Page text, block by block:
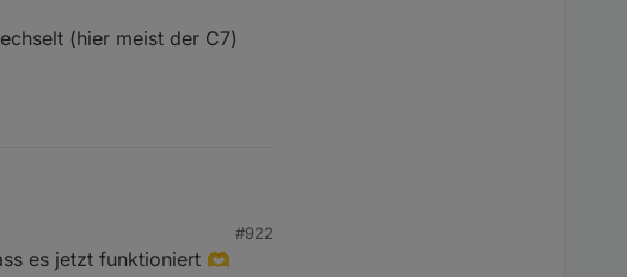
(hier meist der C7)
(hier meist der C7) und die
#922
es jetzt funktioniert 🫶